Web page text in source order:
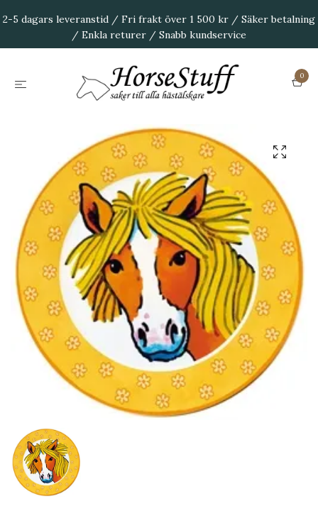
2-5 dagars leveranstid / Fri frakt över 1 500 kr / Säker betalning
/ Enkla returer / Snabb kundservice
0